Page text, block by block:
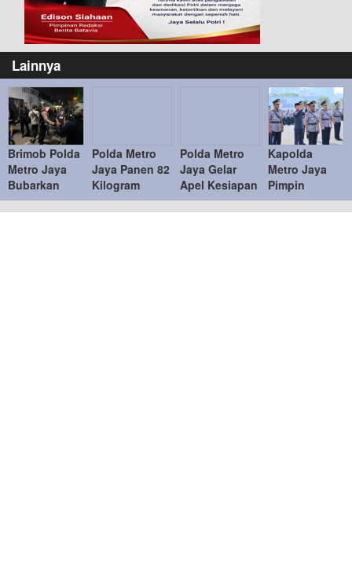
Lainnya
Brimob Polda
Metro Jaya
Bubarkan
Balap Liar,
Sembilan
Polda Metro
Jaya Panen 82
Kilogram
Pakcoy untuk
Dukung
Polda Metro
Jaya Gelar
Apel Kesiapan
Personel dan
Peralatan
Kapolda
Metro Jaya
Pimpin
Sertijab PJU
dan Kapolres